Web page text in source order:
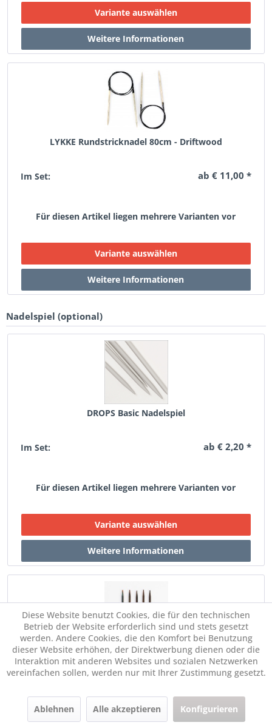
LYKKE Rundstricknadel 80cm - Driftwood
Im Set: ab € 11,00 *
Für diesen Artikel liegen mehrere Varianten vor
Nadelspiel (optional)
DROPS Basic Nadelspiel
Im Set: ab € 2,20 *
Für diesen Artikel liegen mehrere Varianten vor
DROPS Pro Romance Nadelspiel
Diese Website benutzt Cookies, die für den technischen
Betrieb der Website erforderlich sind und stets gesetzt
werden. Andere Cookies, die den Komfort bei Benutzung
dieser Website erhöhen, der Direktwerbung dienen oder die
Interaktion mit anderen Websites und sozialen Netzwerken
vereinfachen sollen, werden nur mit Ihrer Zustimmung gesetzt.
Ablehnen Alle akzeptieren Konfigurieren